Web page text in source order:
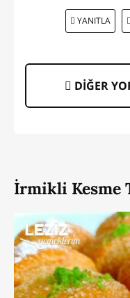
YANITLA
DİĞER
İrmikli Kesme